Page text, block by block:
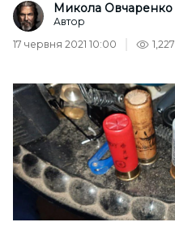
Микола Овчаренко
Автор
17 червня 2021 10:00
1,227